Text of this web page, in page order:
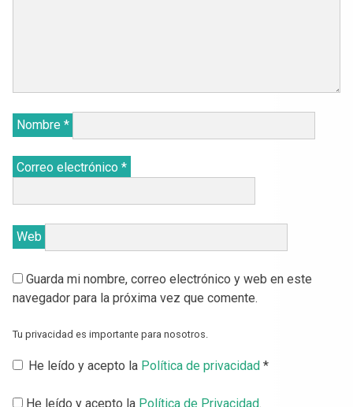
Nombre *
Correo electrónico *
Web
Guarda mi nombre, correo electrónico y web en este
navegador para la próxima vez que comente.
Tu privacidad es importante para nosotros.
He leído y acepto la Política de privacidad *
He leído y acepto la Política de Privacidad.